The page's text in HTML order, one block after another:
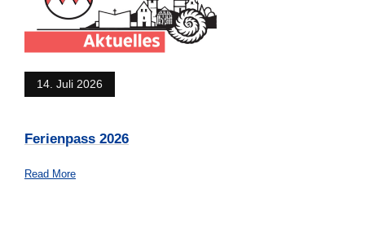
14. Juli 2026
Ferienpass 2026
Read More